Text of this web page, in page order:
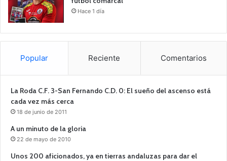
Hace 1 día
Popular Reciente Comentarios
La Roda C.F. 3-San Fernando C.D. 0: El sueño del ascenso está
cada vez más cerca
18 de junio de 2011
A un minuto de la gloria
22 de mayo de 2010
Unos 200 aficionados, ya en tierras andaluzas para dar el